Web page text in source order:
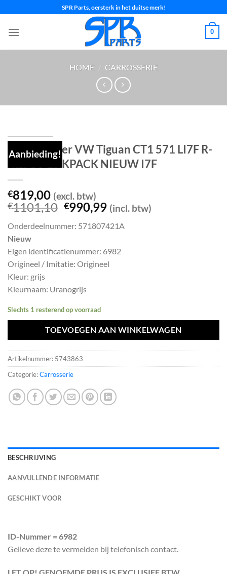
inhoud
SPR Parts, oersterk in het duitse merk!
0
HOME / CARROSSERIE
Aanbieding!
Voorbumper VW Tiguan CT1 571 LI7F R-
LINE BLACKPACK NIEUW I7F
€819,00 (excl. btw)
€1101,10 Oorspronkelijke
was:
€990,99Huidige
prijs
is:
(incl. btw)
Onderdeelnummer: 571807421A
Nieuw
Eigen identificatienummer: 6982
Origineel / Imitatie: Origineel
Kleur: grijs
Kleurnaam: Uranogrijs
Slechts 1 resterend op voorraad
TOEVOEGEN AAN WINKELWAGEN
Artikelnummer: 5743863
Categorie:Carrosserie
BESCHRIJVING
AANVULLENDE INFORMATIE
GESCHIKT VOOR
ID-Nummer = 6982
Gelieve deze te vermelden bij telefonisch contact.